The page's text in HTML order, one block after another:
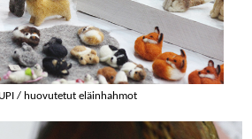
/ huovutetut eläinhahmot